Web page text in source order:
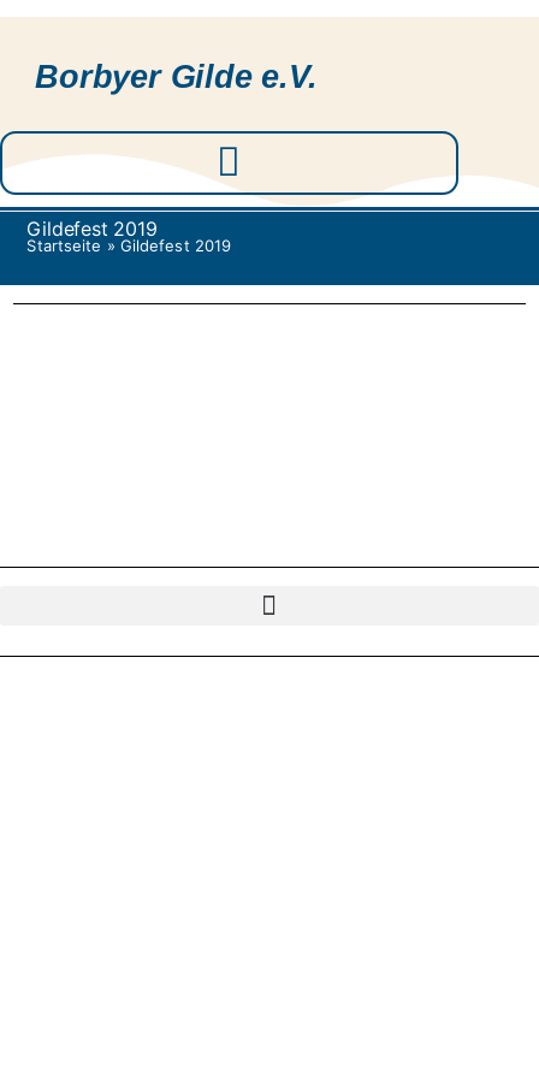
Borbyer Gilde e.V.
Gildefest 2019
Startseite » Gildefest 2019